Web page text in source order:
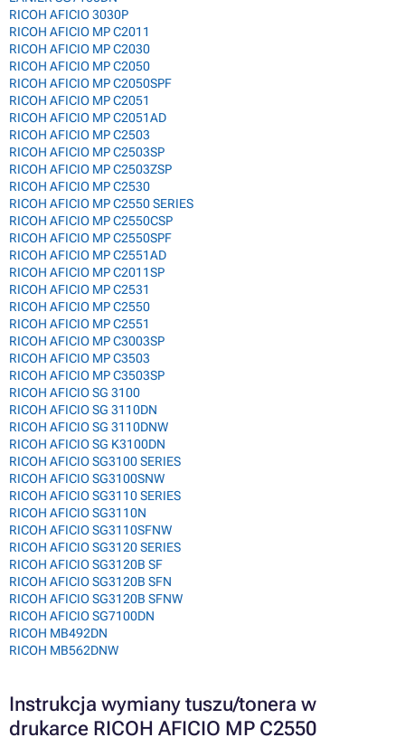
RICOH AFICIO 3030P
RICOH AFICIO MP C2011
RICOH AFICIO MP C2030
RICOH AFICIO MP C2050
RICOH AFICIO MP C2050SPF
RICOH AFICIO MP C2051
RICOH AFICIO MP C2051AD
RICOH AFICIO MP C2503
RICOH AFICIO MP C2503SP
RICOH AFICIO MP C2503ZSP
RICOH AFICIO MP C2530
RICOH AFICIO MP C2550 SERIES
RICOH AFICIO MP C2550CSP
RICOH AFICIO MP C2550SPF
RICOH AFICIO MP C2551AD
RICOH AFICIO MP C2011SP
RICOH AFICIO MP C2531
RICOH AFICIO MP C2550
RICOH AFICIO MP C2551
RICOH AFICIO MP C3003SP
RICOH AFICIO MP C3503
RICOH AFICIO MP C3503SP
RICOH AFICIO SG 3100
RICOH AFICIO SG 3110DN
RICOH AFICIO SG 3110DNW
RICOH AFICIO SG K3100DN
RICOH AFICIO SG3100 SERIES
RICOH AFICIO SG3100SNW
RICOH AFICIO SG3110 SERIES
RICOH AFICIO SG3110N
RICOH AFICIO SG3110SFNW
RICOH AFICIO SG3120 SERIES
RICOH AFICIO SG3120B SF
RICOH AFICIO SG3120B SFN
RICOH AFICIO SG3120B SFNW
RICOH AFICIO SG7100DN
RICOH MB492DN
RICOH MB562DNW
Instrukcja wymiany tuszu/tonera w
drukarce RICOH AFICIO MP C2550